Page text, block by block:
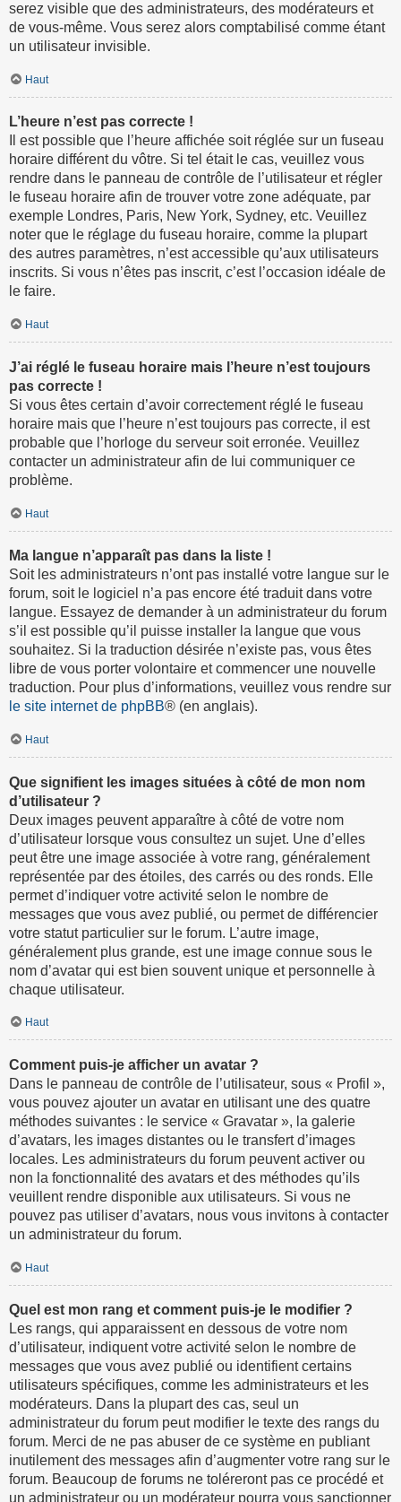
serez visible que des administrateurs, des modérateurs et
de vous-même. Vous serez alors comptabilisé comme étant
un utilisateur invisible.
Haut
L’heure n’est pas correcte !
Il est possible que l’heure affichée soit réglée sur un fuseau
horaire différent du vôtre. Si tel était le cas, veuillez vous
rendre dans le panneau de contrôle de l’utilisateur et régler
le fuseau horaire afin de trouver votre zone adéquate, par
exemple Londres, Paris, New York, Sydney, etc. Veuillez
noter que le réglage du fuseau horaire, comme la plupart
des autres paramètres, n’est accessible qu’aux utilisateurs
inscrits. Si vous n’êtes pas inscrit, c’est l’occasion idéale de
le faire.
Haut
J’ai réglé le fuseau horaire mais l’heure n’est toujours
pas correcte !
Si vous êtes certain d’avoir correctement réglé le fuseau
horaire mais que l’heure n’est toujours pas correcte, il est
probable que l’horloge du serveur soit erronée. Veuillez
contacter un administrateur afin de lui communiquer ce
problème.
Haut
Ma langue n’apparaît pas dans la liste !
Soit les administrateurs n’ont pas installé votre langue sur le
forum, soit le logiciel n’a pas encore été traduit dans votre
langue. Essayez de demander à un administrateur du forum
s’il est possible qu’il puisse installer la langue que vous
souhaitez. Si la traduction désirée n’existe pas, vous êtes
libre de vous porter volontaire et commencer une nouvelle
traduction. Pour plus d’informations, veuillez vous rendre sur
le site internet de phpBB® (en anglais).
Haut
Que signifient les images situées à côté de mon nom
d’utilisateur ?
Deux images peuvent apparaître à côté de votre nom
d’utilisateur lorsque vous consultez un sujet. Une d’elles
peut être une image associée à votre rang, généralement
représentée par des étoiles, des carrés ou des ronds. Elle
permet d’indiquer votre activité selon le nombre de
messages que vous avez publié, ou permet de différencier
votre statut particulier sur le forum. L’autre image,
généralement plus grande, est une image connue sous le
nom d’avatar qui est bien souvent unique et personnelle à
chaque utilisateur.
Haut
Comment puis-je afficher un avatar ?
Dans le panneau de contrôle de l’utilisateur, sous « Profil »,
vous pouvez ajouter un avatar en utilisant une des quatre
méthodes suivantes : le service « Gravatar », la galerie
d’avatars, les images distantes ou le transfert d’images
locales. Les administrateurs du forum peuvent activer ou
non la fonctionnalité des avatars et des méthodes qu’ils
veuillent rendre disponible aux utilisateurs. Si vous ne
pouvez pas utiliser d’avatars, nous vous invitons à contacter
un administrateur du forum.
Haut
Quel est mon rang et comment puis-je le modifier ?
Les rangs, qui apparaissent en dessous de votre nom
d’utilisateur, indiquent votre activité selon le nombre de
messages que vous avez publié ou identifient certains
utilisateurs spécifiques, comme les administrateurs et les
modérateurs. Dans la plupart des cas, seul un
administrateur du forum peut modifier le texte des rangs du
forum. Merci de ne pas abuser de ce système en publiant
inutilement des messages afin d’augmenter votre rang sur le
forum. Beaucoup de forums ne toléreront pas ce procédé et
un administrateur ou un modérateur pourra vous sanctionner